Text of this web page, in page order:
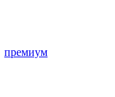
премиум